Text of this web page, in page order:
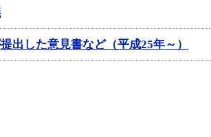
出した意見書など（平成25年～）